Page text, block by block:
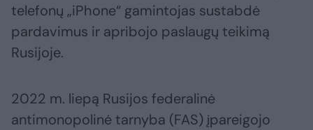
telefonų „iPhone“ gamintojas sustabdė
pardavimus ir apribojo paslaugų teikimą
Rusijoje.
2022 m. liepą Rusijos federalinė
antimonopolinė tarnyba (FAS) įpareigojo